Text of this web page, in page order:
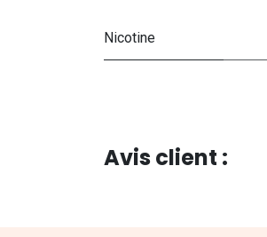
Nicotine
Avis client :